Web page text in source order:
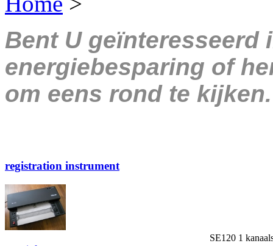
Bent U geïnteresseerd
energiebesparing of
om eens rond te kijken.
registration instrument
SE120 1